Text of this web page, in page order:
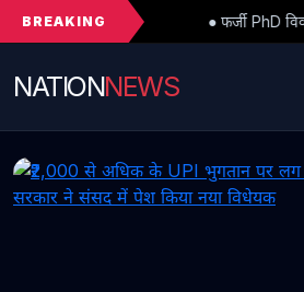
BREAKING
● फर्जी PhD विवाद में बड़ा मोड़: हाईकोर्ट से
NATIONNEWS